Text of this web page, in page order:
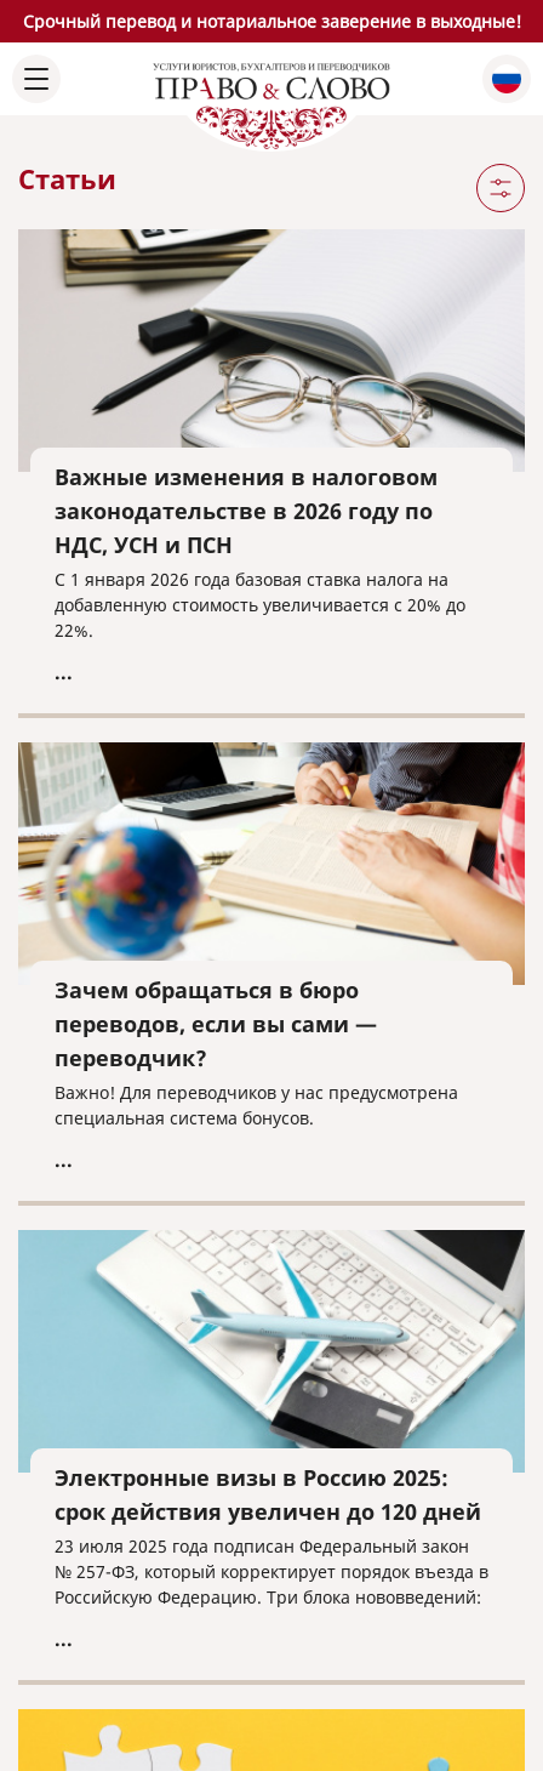
Срочный перевод и нотариальное заверение в выходные!
Статьи
Важные изменения в налоговом
законодательстве в 2026 году по
НДС, УСН и ПСН
С 1 января 2026 года базовая ставка налога на
добавленную стоимость увеличивается с 20% до
22%.
...
Зачем обращаться в бюро
переводов, если вы сами —
переводчик?
Важно! Для переводчиков у нас предусмотрена
специальная система бонусов.
...
Электронные визы в Россию 2025:
срок действия увеличен до 120 дней
23 июля 2025 года подписан Федеральный закон
№ 257-ФЗ, который корректирует порядок въезда в
Российскую Федерацию. Три блока нововведений:
...